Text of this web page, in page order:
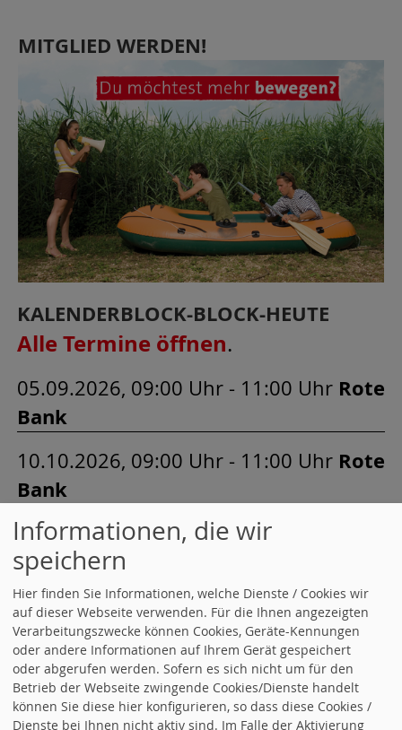
MITGLIED WERDEN!
KALENDERBLOCK-BLOCK-HEUTE
Alle Termine öffnen.
05.09.2026, 09:00 Uhr - 11:00 Uhr Rote
Bank
10.10.2026, 09:00 Uhr - 11:00 Uhr Rote
Bank
07.11.2026, 09:00 Uhr - 11:00 Uhr
Bank
ALLE TERMINE
SO ERREICHEN SIE UNS
UB MühldorfSPD-Geschäftsstelle
Informationen, die wir
speichern
Hier finden Sie Informationen, welche Dienste / Cookies wir
auf dieser Webseite verwenden. Für die Ihnen angezeigten
Verarbeitungszwecke können Cookies, Geräte-Kennungen
oder andere Informationen auf Ihrem Gerät gespeichert
oder abgerufen werden. Sofern es sich nicht um für den
Betrieb der Webseite zwingende Cookies/Dienste handelt
können Sie diese hier konfigurieren, so dass diese Cookies /
Dienste bei Ihnen nicht aktiv sind. Im Falle der Aktivierung